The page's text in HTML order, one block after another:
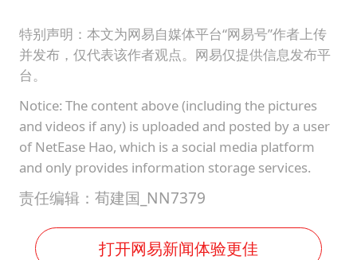
特别声明：本文为网易自媒体平台“网易号”作者上传
并发布，仅代表该作者观点。网易仅提供信息发布平
台。
Notice: The content above (including the pictures
and videos if any) is uploaded and posted by a user
of NetEase Hao, which is a social media platform
and only provides information storage services.
责任编辑：荀建国_NN7379
打开网易新闻体验更佳